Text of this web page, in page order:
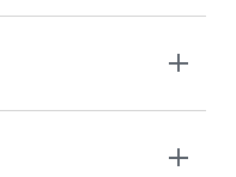
はこちら